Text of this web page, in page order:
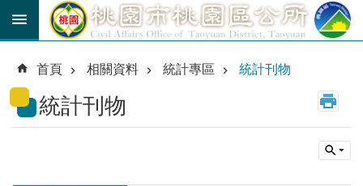
跳到主要內容區塊
育
貼
公
首頁 相關資料 統計專區 統計刊物
統計刊物